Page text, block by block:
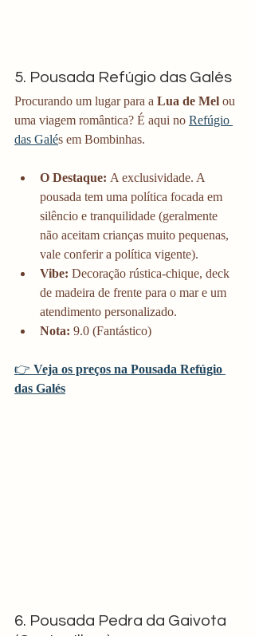
5. Pousada Refúgio das Galés
Procurando um lugar para a Lua de Mel ou
uma viagem romântica? É aqui no Refúgio
das Galés em Bombinhas.
O Destaque: A exclusividade. A
pousada tem uma política focada em
silêncio e tranquilidade (geralmente
não aceitam crianças muito pequenas,
vale conferir a política vigente).
Vibe: Decoração rústica-chique, deck
de madeira de frente para o mar e um
atendimento personalizado.
Nota: 9.0 (Fantástico)
👉 Veja os preços na Pousada Refúgio
das Galés
6. Pousada Pedra da Gaivota